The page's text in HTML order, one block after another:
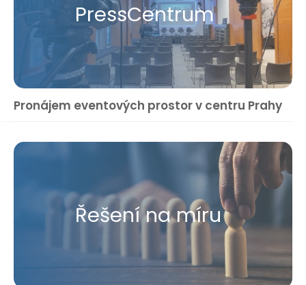
Press​Centrum
Pronájem eventových prostor v centru Prahy
Řešení na míru